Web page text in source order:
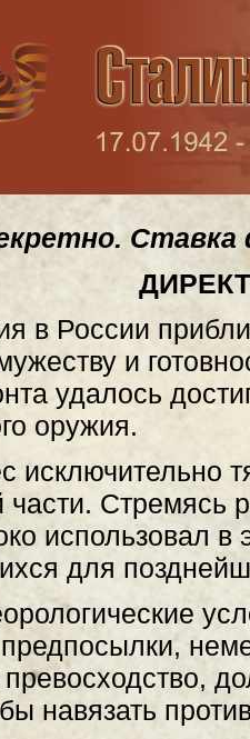
Ставка
в России
и
удалось
оружия.
исключительно
части. Стремясь
использовал в
для
навязать